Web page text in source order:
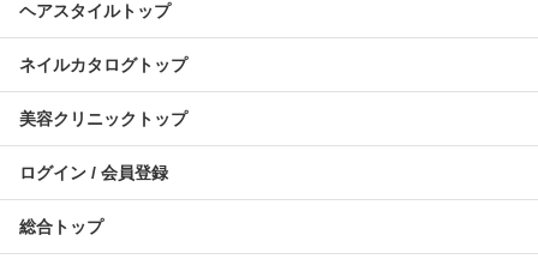
ヘアスタイルトップ
ネイルカタログトップ
美容クリニックトップ
ログイン / 会員登録
総合トップ